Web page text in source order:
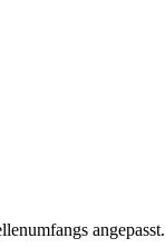
angepasst.